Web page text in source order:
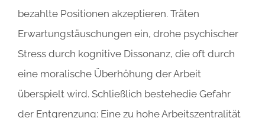
bezahlte Positionen akzeptieren. Träten
Erwartungstäuschungen ein, drohe psychischer
Stress durch kognitive Dissonanz, die oft durch
eine moralische Überhöhung der Arbeit
überspielt wird. Schließlich bestehedie Gefahr
der Entgrenzung: Eine zu hohe Arbeitszentralität